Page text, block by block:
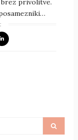
brez privolitve.